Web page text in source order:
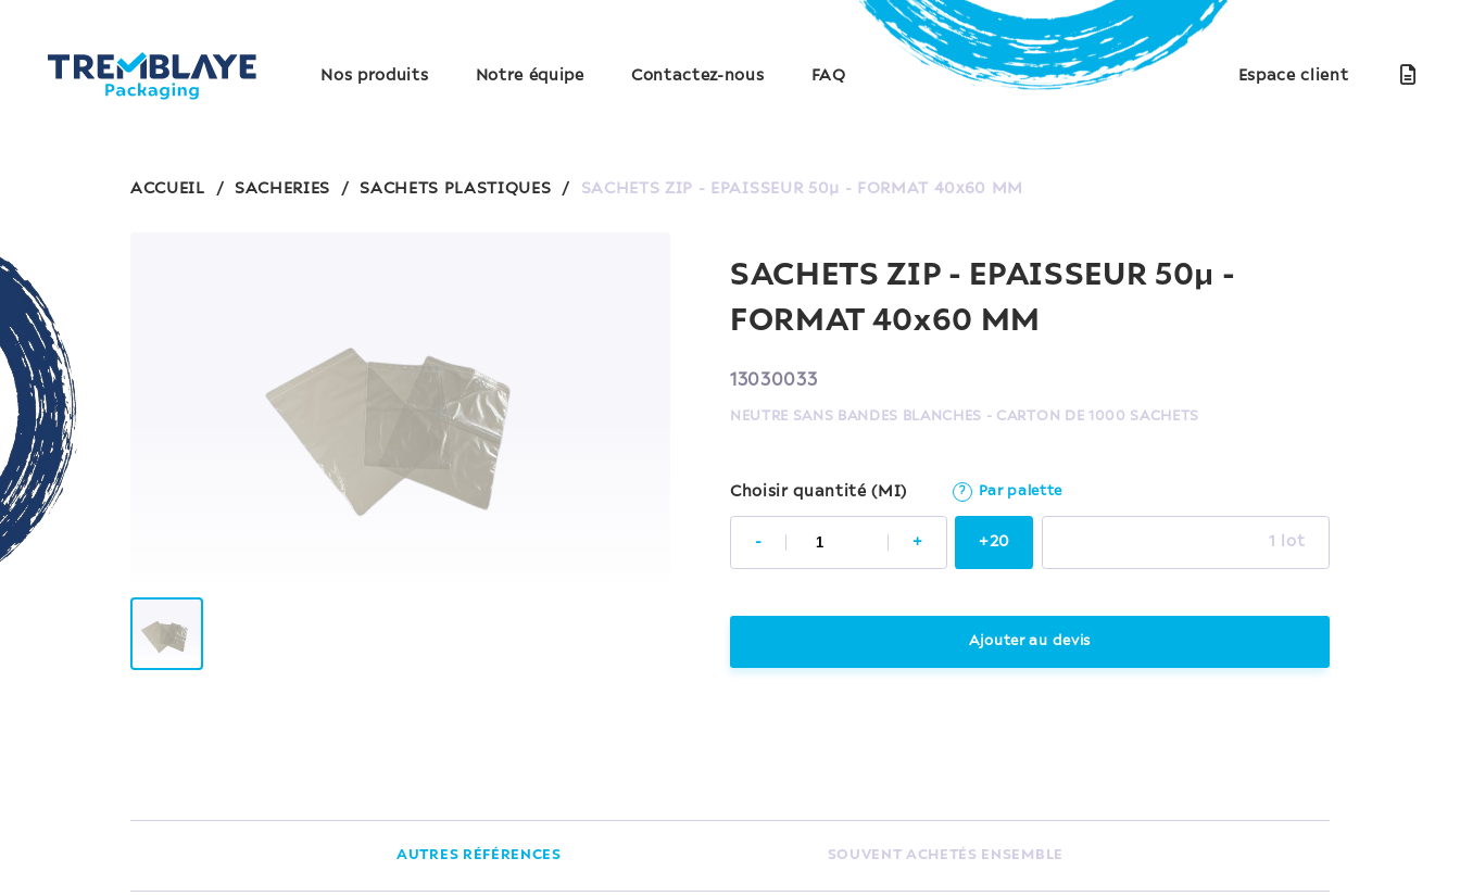
Nos produits Notre équipe Contactez-nous FAQ Espace client
ACCUEIL / SACHERIES / SACHETS PLASTIQUES / SACHETS ZIP - EPAISSEUR 50µ - FORMAT 40x60 MM
SACHETS ZIP - EPAISSEUR 50µ -
FORMAT 40x60 MM
13030033
NEUTRE SANS BANDES BLANCHES - CARTON DE 1000 SACHETS
Choisir quantité (MI) ? Par palette
- + +20 1 lot
Ajouter au devis
AUTRES RÉFÉRENCES SOUVENT ACHETÉS ENSEMBLE